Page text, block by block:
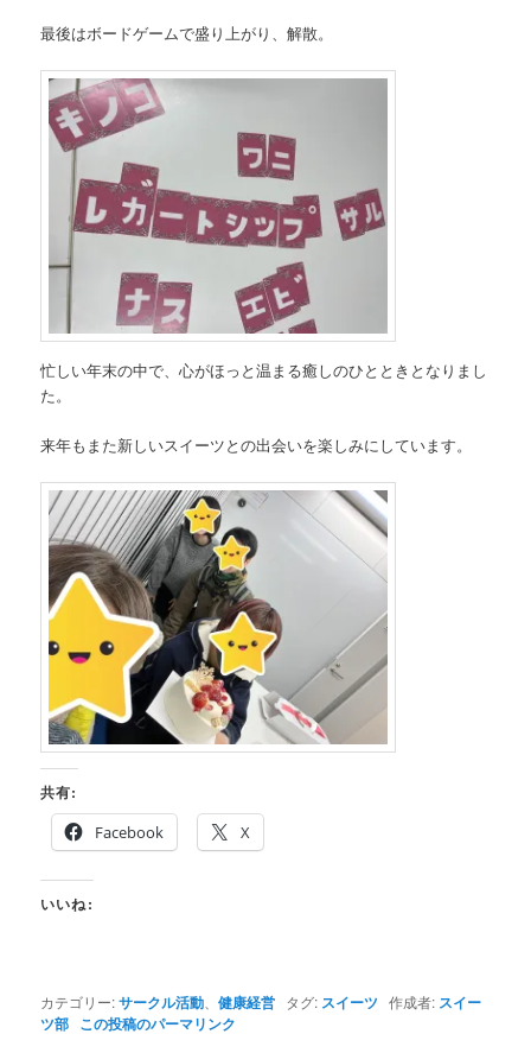
最後はボードゲームで盛り上がり、解散。
忙しい年末の中で、心がほっと温まる癒しのひとときとなりまし
た。
来年もまた新しいスイーツとの出会いを楽しみにしています。
共有:
Facebook
X
いいね:
カテゴリー:サークル活動 、健康経営 タグ: スイーツ 作成者: スイー
ツ部 この投稿のパーマリンク